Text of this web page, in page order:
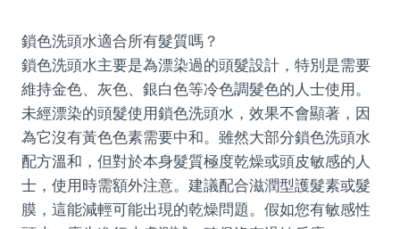
鎖色洗頭水適合所有髮質嗎？
鎖色洗頭水主要是為漂染過的頭髮設計，特別是需要
維持金色、灰色、銀白色等冷色調髮色的人士使用。
未經漂染的頭髮使用鎖色洗頭水，效果不會顯著，因
為它沒有黃色色素需要中和。雖然大部分鎖色洗頭水
配方溫和，但對於本身髮質極度乾燥或頭皮敏感的人
士，使用時需額外注意。建議配合滋潤型護髮素或髮
膜，這能減輕可能出現的乾燥問題。假如您有敏感性